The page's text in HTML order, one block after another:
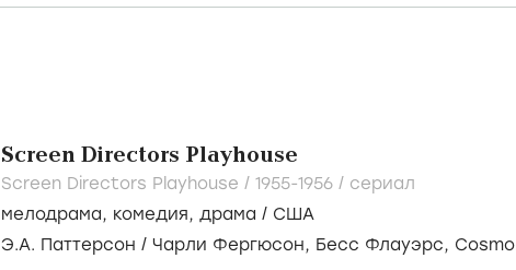
Screen Directors Playhouse
Screen Directors Playhouse / 1955-1956 / сериал
мелодрама, комедия, драма / США
Э.А. Паттерсон / Чарли Фергюсон, Бесс Флауэрс, Cosmo